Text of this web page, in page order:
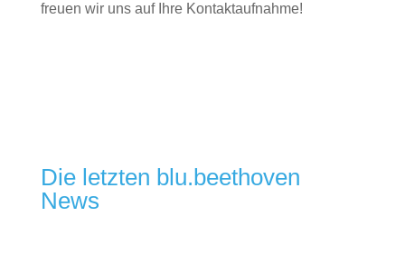
freuen wir uns auf Ihre Kontaktaufnahme!
Die letzten blu.beethoven
News